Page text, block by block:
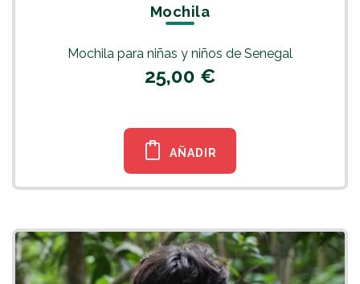
Mochila
Mochila para niñas y niños de Senegal
25,00 €
AÑADIR